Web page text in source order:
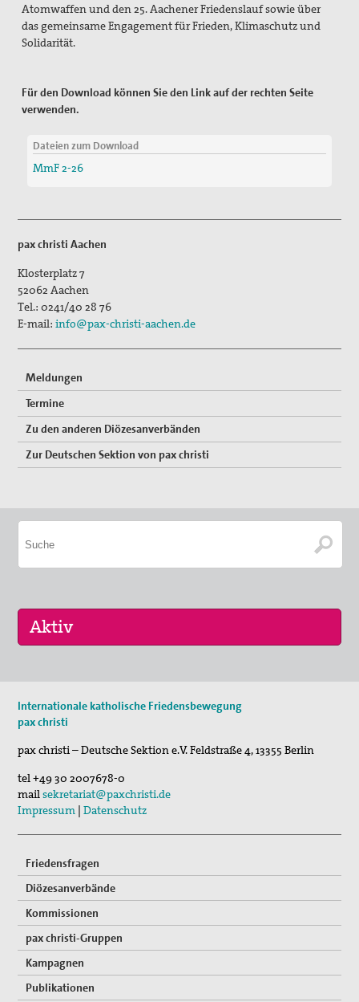
Atomwaffen und den 25. Aachener Friedenslauf sowie über
das gemeinsame Engagement für Frieden, Klimaschutz und
Solidarität.
Für den Download können Sie den Link auf der rechten Seite
verwenden.
Dateien zum Download
MmF 2-26
pax christi Aachen
Klosterplatz 7
52062 Aachen
Tel.:0241/40 28 76
E-mail:info@pax-christi-aachen.de
Meldungen
Termine
Zu den anderen Diözesanverbänden
Zur Deutschen Sektion von pax christi
Internationale katholische Friedensbewegung
pax christi
pax christi – Deutsche Sektion e.V.Feldstraße 4,13355 Berlin
tel+49 30 2007678-0
mailsekretariat@paxchristi.de
Impressum |Datenschutz
Friedensfragen
Diözesanverbände
Kommissionen
pax christi-Gruppen
Kampagnen
Publikationen